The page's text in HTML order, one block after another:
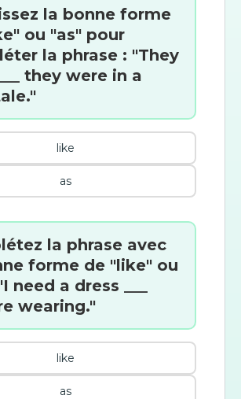
la bonne forme
ou "as" pour
la phrase : "They
they were in a
like
as
la phrase avec
forme de "like" ou
need a dress ___
wearing."
like
as